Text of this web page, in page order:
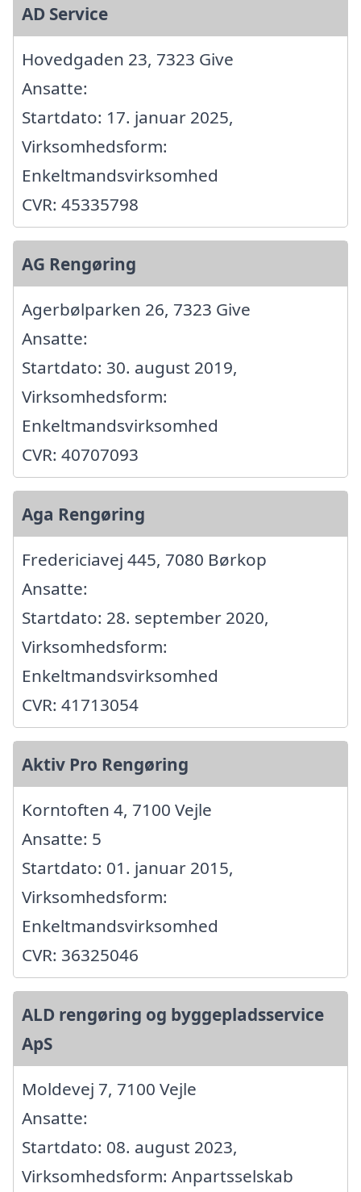
AD Service
Hovedgaden 23, 7323 Give
Ansatte:
Startdato: 17. januar 2025,
Virksomhedsform:
Enkeltmandsvirksomhed
CVR: 45335798
AG Rengøring
Agerbølparken 26, 7323 Give
Ansatte:
Startdato: 30. august 2019,
Virksomhedsform:
Enkeltmandsvirksomhed
CVR: 40707093
Aga Rengøring
Fredericiavej 445, 7080 Børkop
Ansatte:
Startdato: 28. september 2020,
Virksomhedsform:
Enkeltmandsvirksomhed
CVR: 41713054
Aktiv Pro Rengøring
Korntoften 4, 7100 Vejle
Ansatte: 5
Startdato: 01. januar 2015,
Virksomhedsform:
Enkeltmandsvirksomhed
CVR: 36325046
ALD rengøring og byggepladsservice
ApS
Moldevej 7, 7100 Vejle
Ansatte:
Startdato: 08. august 2023,
Virksomhedsform: Anpartsselskab